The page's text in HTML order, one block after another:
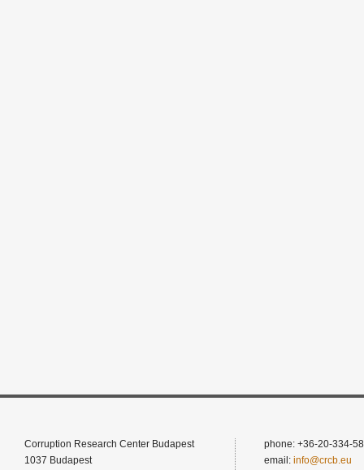
Corruption Research Center Budapest
1037 Budapest
phone: +36-20-334-
email: info@crcb.eu